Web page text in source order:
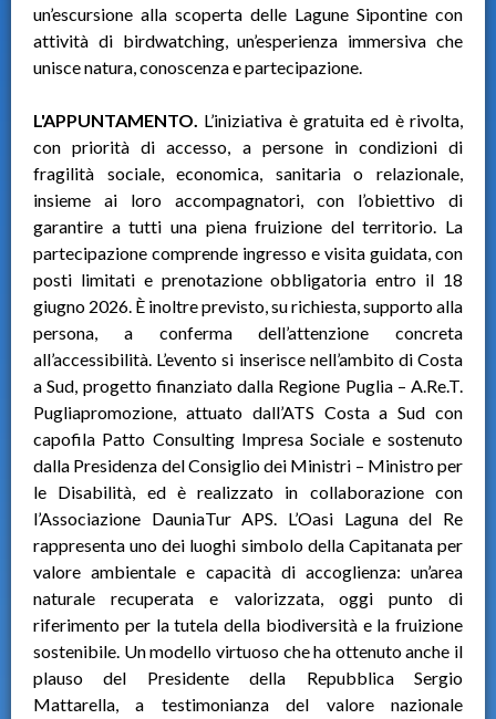
un’escursione alla scoperta delle Lagune Sipontine con
attività di birdwatching, un’esperienza immersiva che
unisce natura, conoscenza e partecipazione.
L'APPUNTAMENTO. L’iniziativa è gratuita ed è rivolta,
con priorità di accesso, a persone in condizioni di
fragilità sociale, economica, sanitaria o relazionale,
insieme ai loro accompagnatori, con l’obiettivo di
garantire a tutti una piena fruizione del territorio. La
partecipazione comprende ingresso e visita guidata, con
posti limitati e prenotazione obbligatoria entro il 18
giugno 2026. È inoltre previsto, su richiesta, supporto alla
persona, a conferma dell’attenzione concreta
all’accessibilità. L’evento si inserisce nell’ambito di Costa
a Sud, progetto finanziato dalla Regione Puglia – A.Re.T.
Pugliapromozione, attuato dall’ATS Costa a Sud con
capofila Patto Consulting Impresa Sociale e sostenuto
dalla Presidenza del Consiglio dei Ministri – Ministro per
le Disabilità, ed è realizzato in collaborazione con
l’Associazione DauniaTur APS. L’Oasi Laguna del Re
rappresenta uno dei luoghi simbolo della Capitanata per
valore ambientale e capacità di accoglienza: un’area
naturale recuperata e valorizzata, oggi punto di
riferimento per la tutela della biodiversità e la fruizione
sostenibile. Un modello virtuoso che ha ottenuto anche il
plauso del Presidente della Repubblica Sergio
Mattarella, a testimonianza del valore nazionale